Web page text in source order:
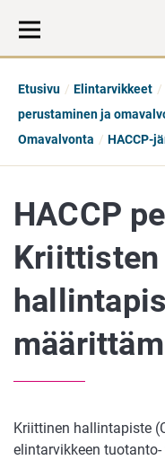
Etusivu Elintarvikkeet
perustaminen ja
Omavalvonta
HACCP-
HACCP
Kriittisten
Kriittinen hallintapiste
elintarvikkeen